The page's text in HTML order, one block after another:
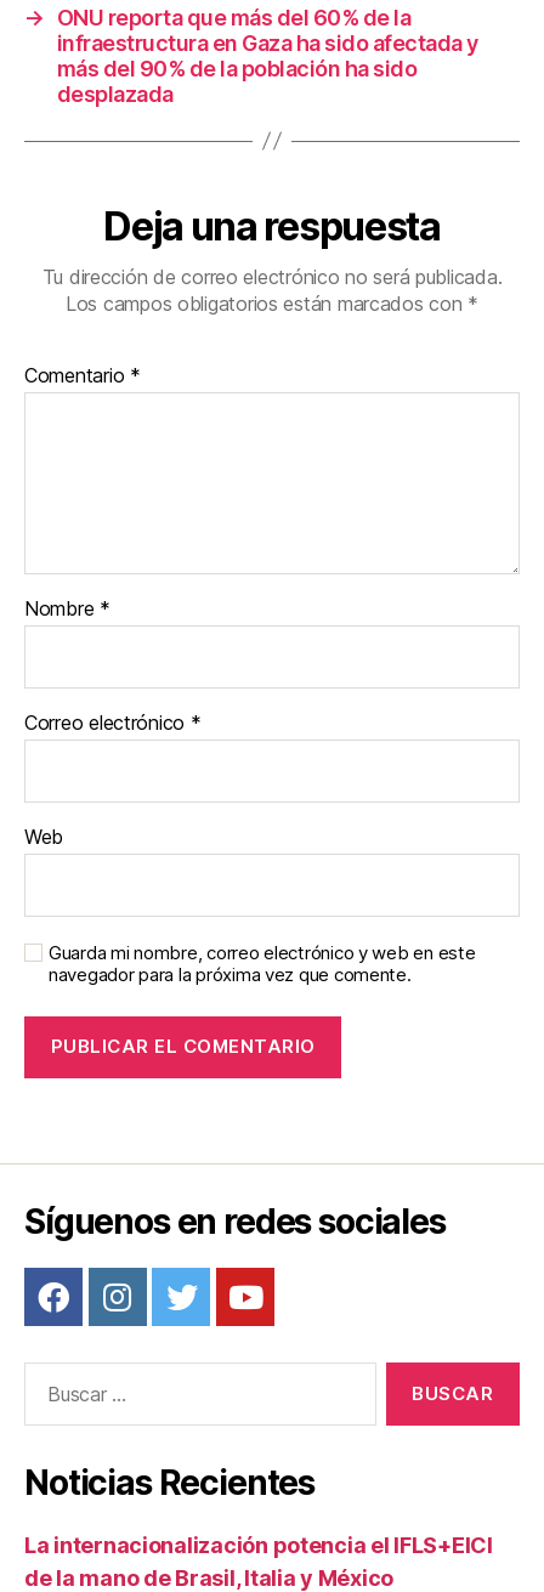
→
ONU reporta que más del 60% de la
infraestructura en Gaza ha sido afectada y
más del 90% de la población ha sido
desplazada
Deja una respuesta
Tu dirección de correo electrónico no será publicada.
Los campos obligatorios están marcados con *
Comentario *
Nombre *
Correo electrónico *
Web
Guarda mi nombre, correo electrónico y web en este
navegador para la próxima vez que comente.
Síguenos en redes sociales
Noticias Recientes
La internacionalización potencia el IFLS+EICI
de la mano de Brasil, Italia y México